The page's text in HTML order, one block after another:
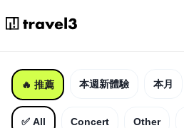
🔥 推薦 本週新體驗 本月
✅ All Concert Other